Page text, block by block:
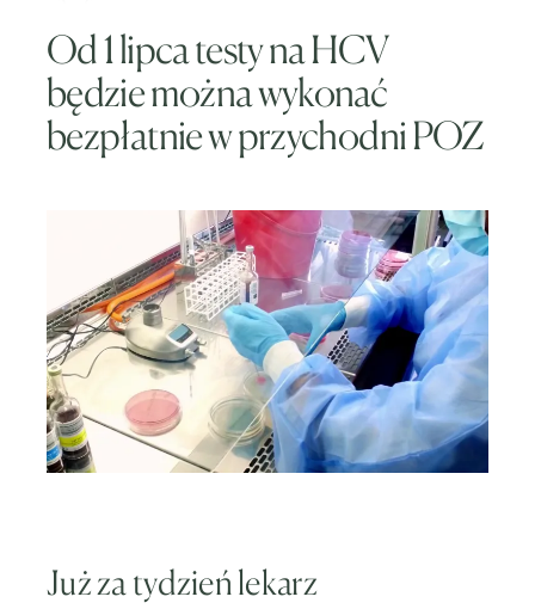
Od 1 lipca testy na HCV
będzie można wykonać
bezpłatnie w przychodni POZ
Już za tydzień lekarz